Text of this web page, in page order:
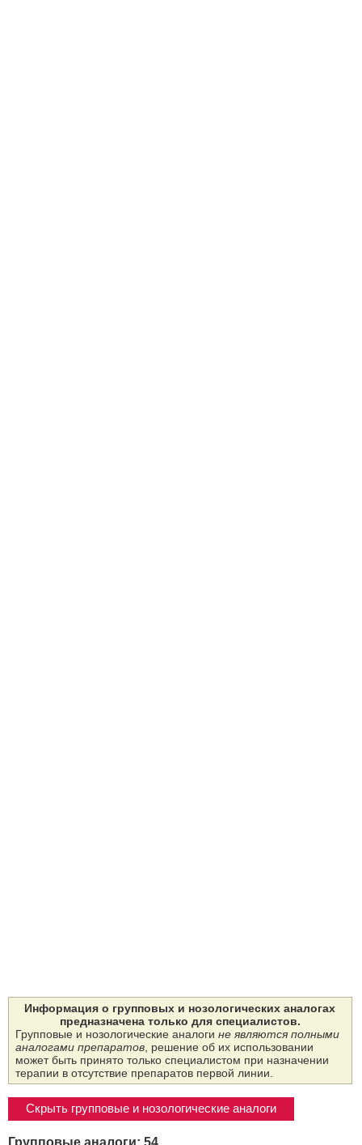
Информация о групповых и нозологических аналогах
предназначена только для специалистов.
Групповые и нозологические аналоги не являются полными
аналогами препаратов, решение об их использовании
может быть принято только специалистом при назначении
терапии в отсутствие препаратов первой линии.
Скрыть групповые и нозологические аналоги
Групповые аналоги: 54